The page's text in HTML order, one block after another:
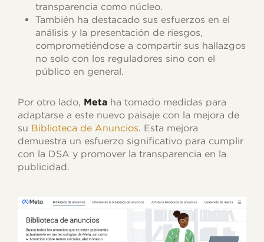
transparencia como núcleo.
También ha destacado sus esfuerzos en el
análisis y la presentación de riesgos,
comprometiéndose a compartir sus hallazgos
no solo con los reguladores sino con el
público en general.
Por otro lado, Meta ha tomado medidas para
adaptarse a este nuevo paisaje con la mejora de
su Biblioteca de Anuncios. Esta mejora
demuestra un esfuerzo significativo para cumplir
con la DSA y promover la transparencia en la
publicidad.